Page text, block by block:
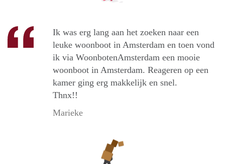
Ik was erg lang aan het zoeken naar een
leuke woonboot in Amsterdam en toen vond
ik via WoonbotenAmsterdam een mooie
woonboot in Amsterdam. Reageren op een
kamer ging erg makkelijk en snel.
Thnx!!
Marieke